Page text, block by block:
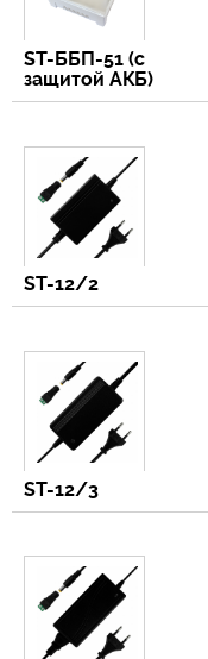
ST-ББП-51 (с
защитой АКБ)
ST-12/2
ST-12/3